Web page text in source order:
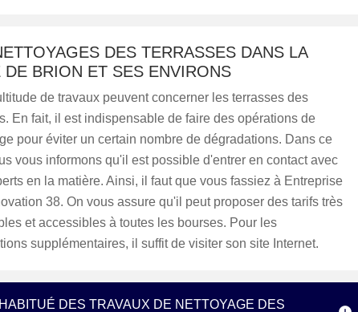
DES TERRASSES DANS LA
DE BRION ET SES ENVIRONS
de travaux peuvent concerner les terrasses des
En fait, il est indispensable de faire des opérations de
pour éviter un certain nombre de dégradations. Dans ce
vous informons qu'il est possible d'entrer en contact avec
en la matière. Ainsi, il faut que vous fassiez à Entreprise
38. On vous assure qu'il peut proposer des tarifs très
et accessibles à toutes les bourses. Pour les
supplémentaires, il suffit de visiter son site Internet.
DES TRAVAUX DE NETTOYAGE DES